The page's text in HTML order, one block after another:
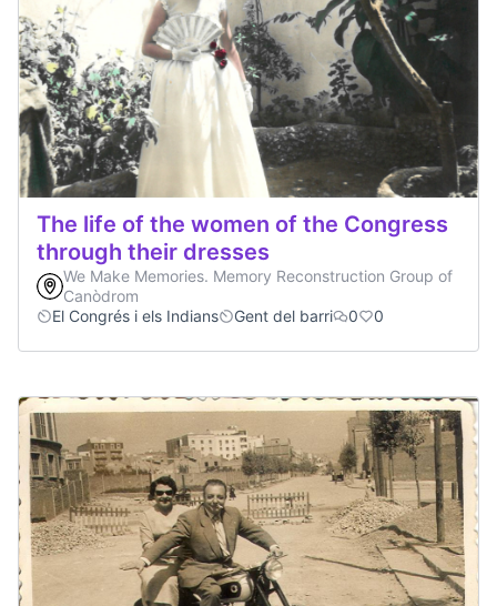
The life of the women of the Congress
through their dresses
We Make Memories. Memory Reconstruction Group of
Canòdrom
El Congrés i els Indians
Gent del barri 0 0